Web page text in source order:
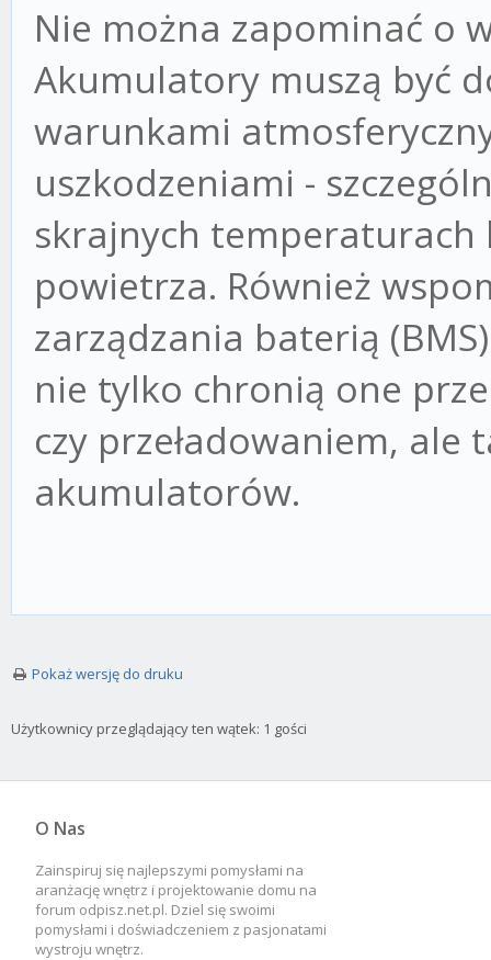
Nie można zapominać o
Akumulatory muszą być
warunkami
uszkodzeniami -
skrajnych
powietrza. Również
zarządzania baterią
nie tylko chronią one
czy przeładowaniem, ale
akumulatorów.
Pokaż wersję do druku
Użytkownicy przeglądający ten wątek: 1 gości
O Nas
Zainspiruj się najlepszymi pomysłami na
aranżację wnętrz i projektowanie domu na
forum odpisz.net.pl. Dziel się swoimi
pomysłami i doświadczeniem z pasjonatami
wystroju wnętrz.